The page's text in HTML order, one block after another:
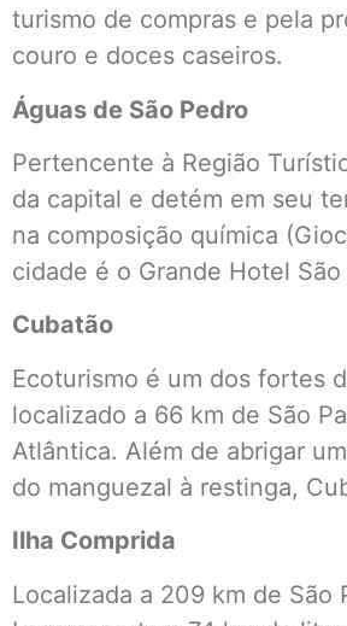
turismo de compras e pela
couro e doces caseiros.
Águas de São Pedro
Pertencente à Região
da capital e detém em seu
na composição química
cidade é o Grande Hotel
Cubatão
Ecoturismo é um dos fortes
localizado a 66 km de São
Atlântica. Além de abrigar
do manguezal à restinga,
Ilha Comprida
Localizada a 209 km de São